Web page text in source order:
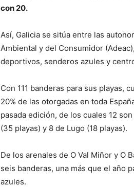
con 20.
Así, Galicia se sitúa entre las
Ambiental y del Consumidor
deportivos, senderos azules y
Con 111 banderas para sus playas,
20% de las otorgadas en toda
pasada edición, de los cuales 12
(35 playas) y 8 de Lugo (18 playas).
De los arenales de O Val Miñor y O
seis banderas, una más que el año
azules.